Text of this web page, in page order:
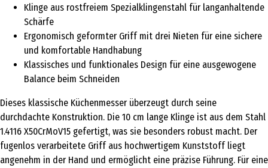
Klinge aus rostfreiem Spezialklingenstahl für langanhaltende
Schärfe
Ergonomisch geformter Griff mit drei Nieten für eine sichere
und komfortable Handhabung
Klassisches und funktionales Design für eine ausgewogene
Balance beim Schneiden
Dieses klassische Küchenmesser überzeugt durch seine
durchdachte Konstruktion. Die 10 cm lange Klinge ist aus dem Stahl
1.4116 X50CrMoV15 gefertigt, was sie besonders robust macht. Der
fugenlos verarbeitete Griff aus hochwertigem Kunststoff liegt
angenehm in der Hand und ermöglicht eine präzise Führung. Für eine